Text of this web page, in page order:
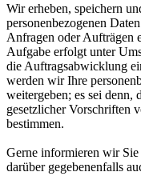
Wir erheben, speichern
personenbezogenen
Anfragen oder Aufträgen
Aufgabe erfolgt unter
die Auftragsabwicklung
werden wir Ihre
weitergeben; es sei denn,
gesetzlicher Vorschriften
bestimmen.
Gerne informieren wir
darüber gegebenenfalls